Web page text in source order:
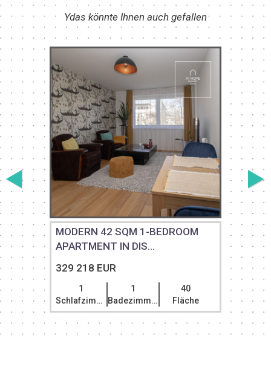
Ydas könnte Ihnen auch gefallen
MODERN 42 SQM 1-BEDROOM
APARTMENT IN DIS...
329 218 EUR
1
Schlafzimmer
1
Badezimmer
40
Fläche